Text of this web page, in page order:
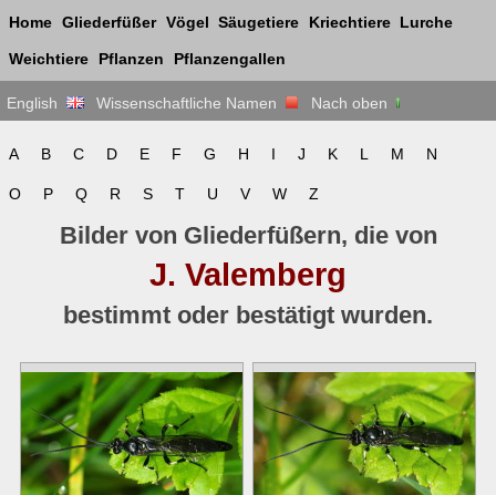
Home Gliederfüßer Vögel Säugetiere Kriechtiere Lurche
Weichtiere Pflanzen Pflanzengallen
English Wissenschaftliche Namen Nach oben
A B C D E F G H I J K L M N
O P Q R S T U V W Z
Bilder von Gliederfüßern, die von
J. Valemberg
bestimmt oder bestätigt wurden.